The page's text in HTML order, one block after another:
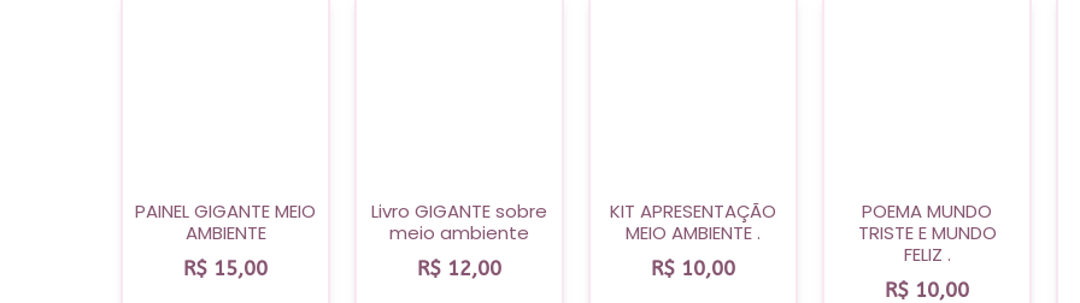
PAINEL GIGANTE MEIO
AMBIENTE
R$ 15,00
Livro GIGANTE sobre
meio ambiente
R$ 12,00
KIT APRESENTAÇÃO
MEIO AMBIENTE .
R$ 10,00
POEMA MUNDO
TRISTE E MUNDO
FELIZ .
R$ 10,00